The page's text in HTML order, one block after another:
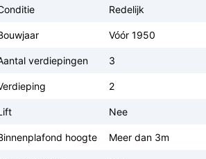
Redelijk
Vóór 1950
verdiepingen 3
2
Nee
hoogte Meer dan 3m